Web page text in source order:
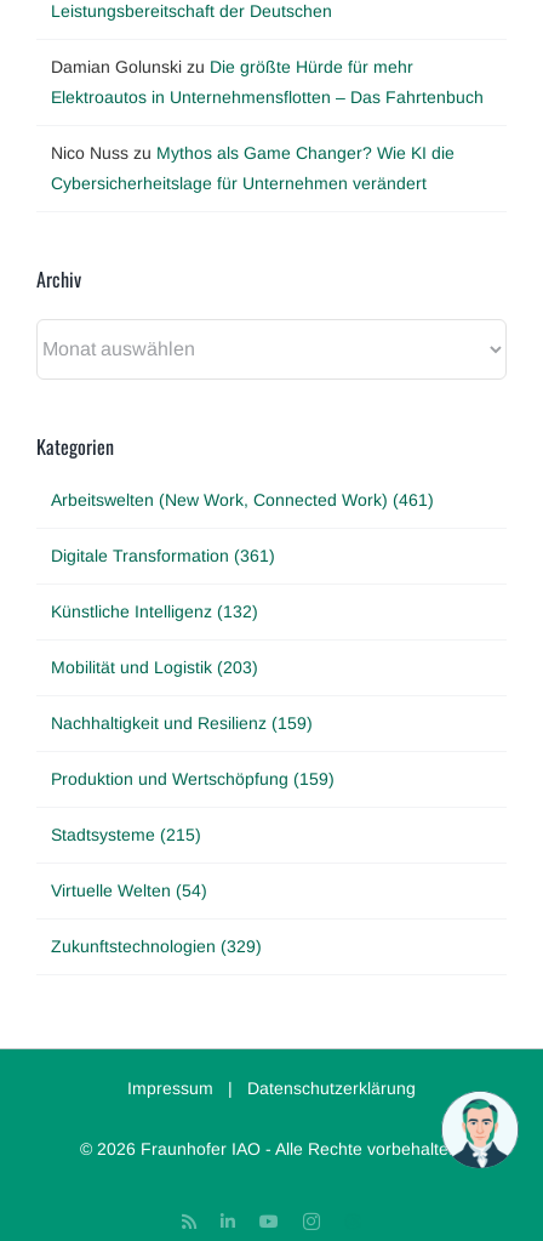
Leistungsbereitschaft der Deutschen
Damian Golunski zu Die größte Hürde für mehr
Elektroautos in Unternehmensflotten – Das Fahrtenbuch
Nico Nuss zu Mythos als Game Changer? Wie KI die
Cybersicherheitslage für Unternehmen verändert
Archiv
Kategorien
Arbeitswelten (New Work, Connected Work) (461)
Digitale Transformation (361)
Künstliche Intelligenz (132)
Mobilität und Logistik (203)
Nachhaltigkeit und Resilienz (159)
Produktion und Wertschöpfung (159)
Stadtsysteme (215)
Virtuelle Welten (54)
Zukunftstechnologien (329)
Impressum | Datenschutzerklärung
© 2026 Fraunhofer IAO - Alle Rechte vorbehalten.
Rss LinkedInYouTubeInstagram